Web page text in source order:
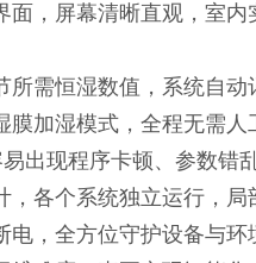
，屏幕清晰直观，室
需恒湿数值，系统自
加湿模式，全程无需人
出现程序卡顿、参数错
各个系统独立运行，
电，全方位守护设备与环